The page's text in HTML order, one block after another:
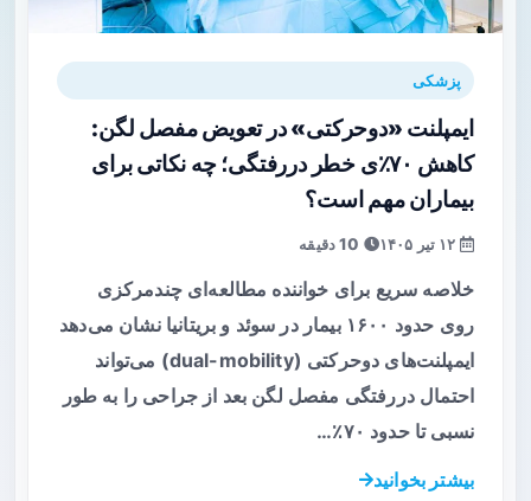
پزشکی
ایمپلنت «دوحرکتی» در تعویض مفصل لگن:
کاهش ۷۰٪ی خطر دررفتگی؛ چه نکاتی برای
بیماران مهم است؟
خلاصه سریع برای خواننده مطالعه‌ای چندمرکزی
روی حدود ۱۶۰۰ بیمار در سوئد و بریتانیا نشان می‌دهد
ایمپلنت‌های دوحرکتی (dual-mobility) می‌تواند
احتمال دررفتگی مفصل لگن بعد از جراحی را به طور
نسبی تا حدود ۷۰٪…
بیشتر بخوانید